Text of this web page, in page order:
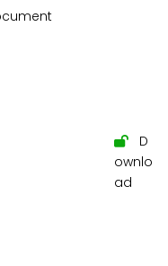
D
ownlo
ad